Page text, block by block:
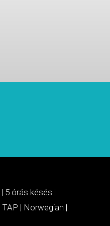
| 5 órás késés |
TAP | Norwegian |